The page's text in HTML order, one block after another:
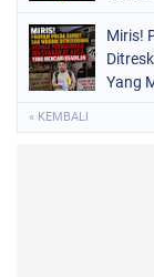
Miris!
Yang
« KEMBALI